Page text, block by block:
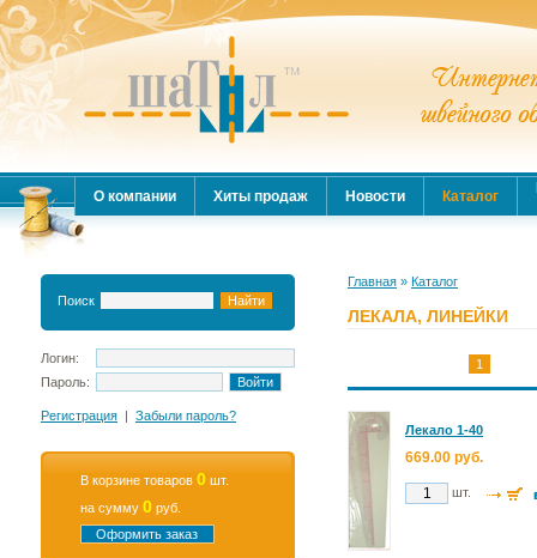
О компании Хиты продаж Новости Каталог
Поиск
Логин:
Пароль:
Регистрация | Забыли пароль?
В корзине товаров 0 шт.
на сумму 0 руб.
Оформить заказ
Главная » Каталог
ЛЕКАЛА, ЛИНЕЙКИ
1
Лекало 1-40
669.00 руб.
шт.